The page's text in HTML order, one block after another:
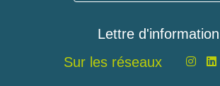
Lettre d'information
Sur les réseaux